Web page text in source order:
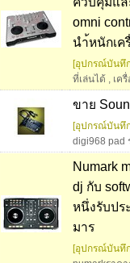
omni
นำ้หนักเค
[อุปกรณ์บันทึก
ที่เล่นได้ , เค
ขาย
[อุปกรณ์บันทึก
digi968 pad
Numark
dj กับ
หนึ่งรับปร
มาร
[อุปกรณ์บันทึก